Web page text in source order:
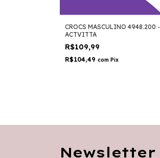
CROCS MASCULINO 4948.200 -
ACTVITTA
R$109,99
R$104,49 com Pix
Newsletter